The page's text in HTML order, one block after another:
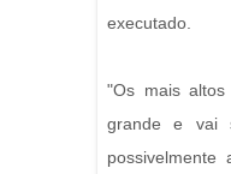
executado.
"Os mais
grande e vai